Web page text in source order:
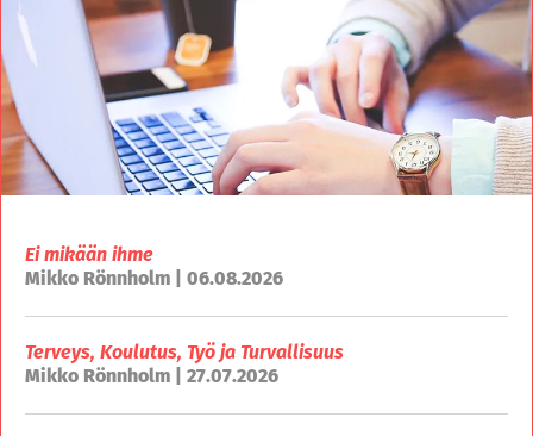
Ei mikään ihme
Mikko Rönnholm | 06.08.2026
Terveys, Koulutus, Työ ja Turvallisuus
Mikko Rönnholm | 27.07.2026